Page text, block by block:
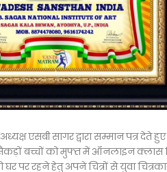
एसबी सागर द्वारा सम्मान पत्र देते
सैकड़ों बच्चों को मुफ्त में ऑनलाइन
पर रहने हेतु अपने चित्रों से युवा